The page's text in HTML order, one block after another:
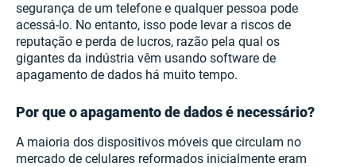
segurança de um telefone e qualquer pessoa pode
acessá-lo. No entanto, isso pode levar a riscos de
reputação e perda de lucros, razão pela qual os
gigantes da indústria vêm usando software de
apagamento de dados há muito tempo.
Por que o apagamento de dados é necessário?
A maioria dos dispositivos móveis que circulam no
mercado de celulares reformados inicialmente eram